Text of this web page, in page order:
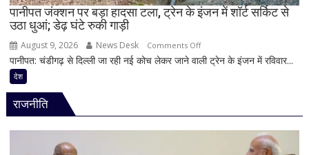
फोन
600
पानीपत जंक्शन पर बड़ा हादसा टला, ट्रेन के इंजन में शॉर्ट सर्किट से
उठा धुआं; डेढ़ घंटे रुकी गाड़ी
August 9, 2026 News Desk Comments Offon
पानीपत
पानीपत: चंडीगढ़ से दिल्ली जा रही नई कोच लेकर जाने वाली ट्रेन के इंजन में रविवार...
देश
राजनीति